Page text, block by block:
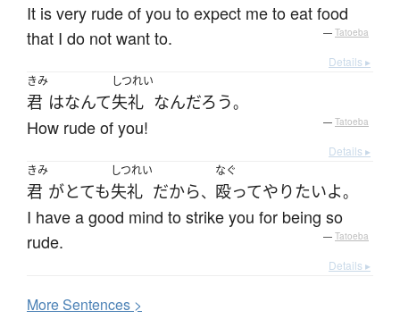
It is very rude of you to expect me to eat food
that I do not want to.
— Tatoeba
Details ▸
きみ
君 はなんて
しつれい
失礼 なんだろう。
How rude of you! — Tatoeba
Details ▸
きみ
君 がとても
しつれい
失礼 だから、
なぐ
殴ってやりたいよ。
I have a good mind to strike you for being so
rude.
— Tatoeba
Details ▸
MoreSentences >